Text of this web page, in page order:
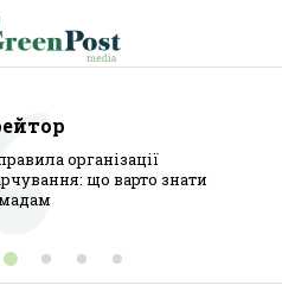
організації
що варто знати